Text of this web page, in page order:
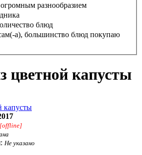
разнообразием
блюд
а), большинство блюд покупаю
цветной капусты
[offline]
Не указано